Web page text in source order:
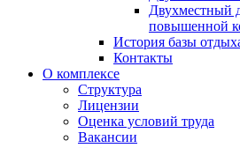
Двухместный
повышенной
История базы
Контакты
О комплексе
Структура
Лицензии
Оценка условий труда
Вакансии